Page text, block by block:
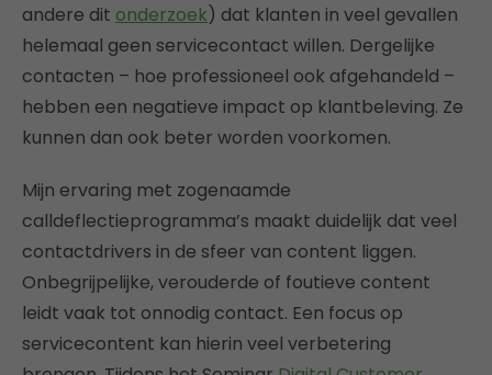
andere dit onderzoek) dat klanten in veel gevallen
helemaal geen servicecontact willen. Dergelijke
contacten – hoe professioneel ook afgehandeld –
hebben een negatieve impact op klantbeleving. Ze
kunnen dan ook beter worden voorkomen.
Mijn ervaring met zogenaamde
calldeflectieprogramma’s maakt duidelijk dat veel
contactdrivers in de sfeer van content liggen.
Onbegrijpelijke, verouderde of foutieve content
leidt vaak tot onnodig contact. Een focus op
servicecontent kan hierin veel verbetering